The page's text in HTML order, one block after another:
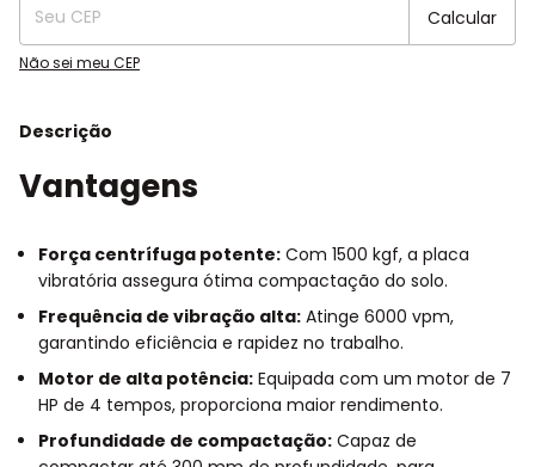
Calcular
Não sei meu CEP
Descrição
Vantagens
Força centrífuga potente: Com 1500 kgf, a placa
vibratória assegura ótima compactação do solo.
Frequência de vibração alta: Atinge 6000 vpm,
garantindo eficiência e rapidez no trabalho.
Motor de alta potência: Equipada com um motor de 7
HP de 4 tempos, proporciona maior rendimento.
Profundidade de compactação: Capaz de